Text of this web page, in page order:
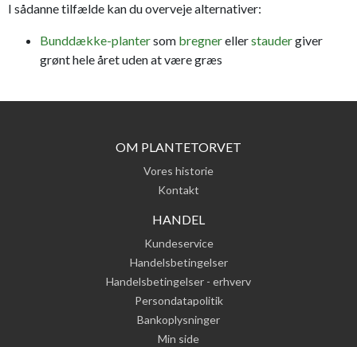
I sådanne tilfælde kan du overveje alternativer:
Bunddække-plantersom bregnerellerstaudergiver
grønt hele året uden at være græs
OM PLANTETORVET
Vores historie
Kontakt
HANDEL
Kundeservice
Handelsbetingelser
Handelsbetingelser - erhverv
Persondatapolitik
Bankoplysninger
Min side